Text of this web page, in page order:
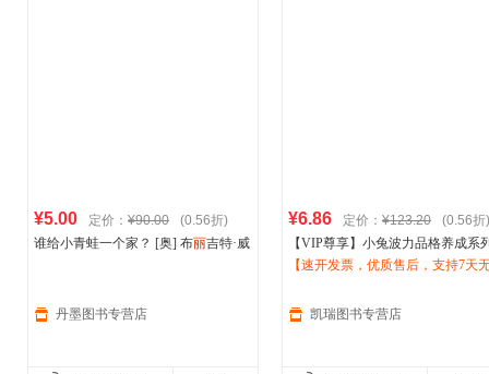
¥5.00 定价： ¥90.00
(0.56折)
谁给小青蛙一个家？ [奥] 布丽吉特·威
丹墨图书专营店
¥6.86 定价： ¥123.20
(0.56折)
【VIP尊享】小兔波力品格养成系
邢培健 著；布丽吉特·威宁格；伊
【速开发票，优质售后，支持7天
凯瑞图书专营店